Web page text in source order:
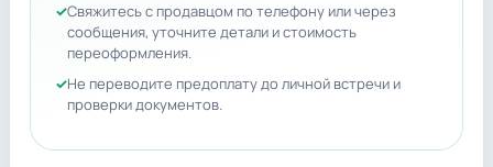
Свяжитесь с продавцом по телефону или через
сообщения, уточните детали и стоимость
переоформления.
Не переводите предоплату до личной встречи и
проверки документов.